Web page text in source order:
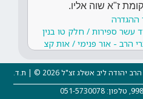
ז"א שוה אליו.
ההגדרה
עשר ספירות / חלק טו בנין
הרב - אור פנימי / אות קצ
אור הסולם: מרכז מורשת בעל הסולם, הרב יהודה ליב אשלג זצ"ל 2026 © | ת.ד.